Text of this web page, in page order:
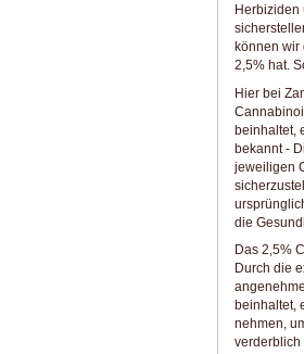
Herbiziden
können
2,5% hat.
Hier bei
beinhaltet,
bekannt -
jeweiligen
die
Das 2,5%
Durch die
beinhaltet,
nehmen,
verderblich